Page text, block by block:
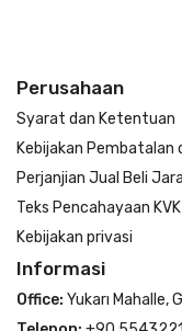
Perusahaan
Syarat dan Ketentuan
Kebijakan Pembatalan
Perjanjian Jual Beli
Teks Pencahayaan KVK
Kebijakan privasi
Informasi
Office: Yukarı Mahalle,